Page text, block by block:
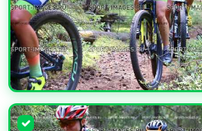
УВЕЛИЧИТЬ